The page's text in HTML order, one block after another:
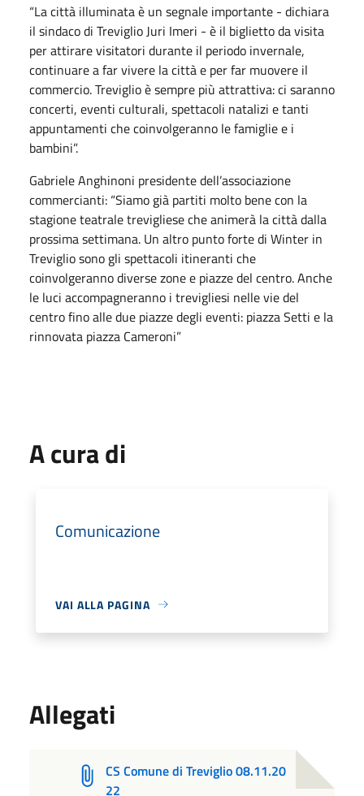
“La città illuminata è un segnale importante - dichiara
il sindaco di Treviglio Juri Imeri - è il biglietto da visita
per attirare visitatori durante il periodo invernale,
continuare a far vivere la città e per far muovere il
commercio. Treviglio è sempre più attrattiva: ci saranno
concerti, eventi culturali, spettacoli natalizi e tanti
appuntamenti che coinvolgeranno le famiglie e i
bambini”.
Gabriele Anghinoni presidente dell’associazione
commercianti: “Siamo già partiti molto bene con la
stagione teatrale trevigliese che animerà la città dalla
prossima settimana. Un altro punto forte di Winter in
Treviglio sono gli spettacoli itineranti che
coinvolgeranno diverse zone e piazze del centro. Anche
le luci accompagneranno i trevigliesi nelle vie del
centro fino alle due piazze degli eventi: piazza Setti e la
rinnovata piazza Cameroni”
A cura di
Comunicazione
VAI ALLA PAGINA
Allegati
CS Comune di Treviglio 08.11.20
22